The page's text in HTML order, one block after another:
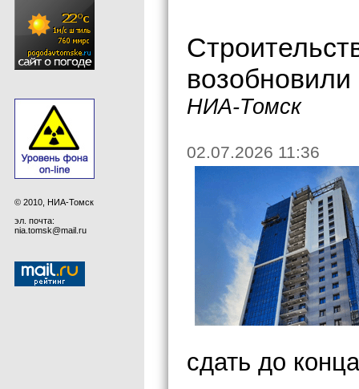
© 2010, НИА-Томск
эл. почта:
nia.tomsk@mail.ru
возобновили
НИА-Томск
02.07.2026 11:36
сдать до